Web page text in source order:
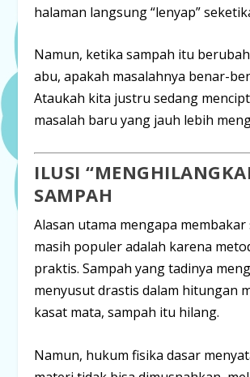
halaman langsung “lenyap”
Namun, ketika sampah itu
abu, apakah masalahnya benar-
Ataukah kita justru sedang
masalah baru yang jauh lebih
ILUSI
SAMPAH
Alasan utama mengapa membakar
masih populer adalah karena
praktis. Sampah yang tadinya
menyusut drastis dalam hitungan
kasat mata, sampah itu hilang.
Namun, hukum fisika dasar